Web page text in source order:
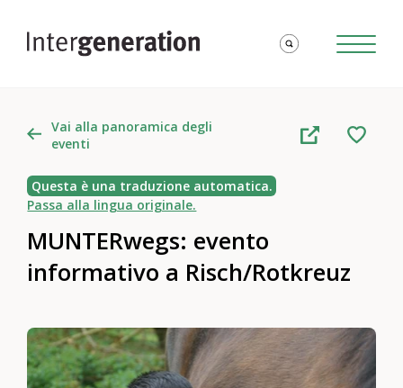
Vai alla panoramica degli
eventi
Questa è una traduzione automatica.
Passa alla lingua originale.
MUNTERwegs: evento
informativo a Risch/Rotkreuz